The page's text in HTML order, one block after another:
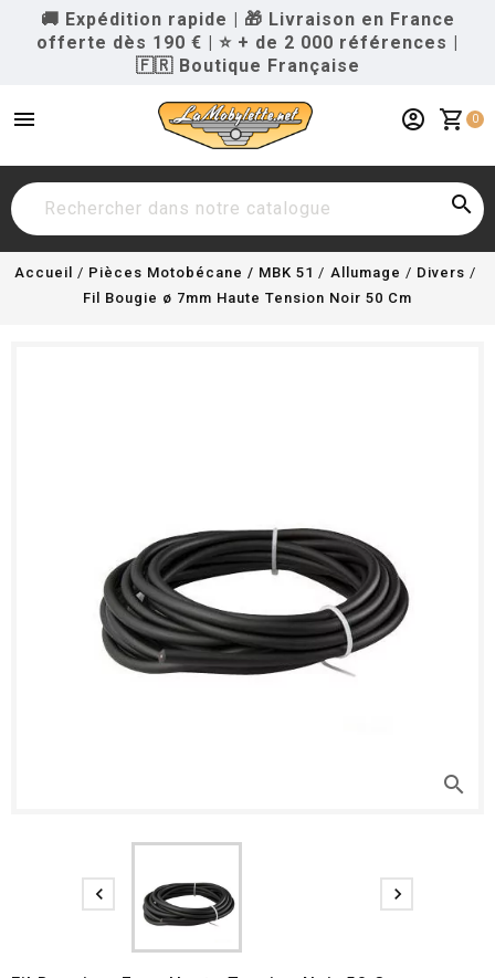
🚚 Expédition rapide | 🎁 Livraison en France
offerte dès 190 € | ⭐ + de 2 000 références |
🇫🇷 Boutique Française
menu shopping_cart 0
account_circle

Accueil Pièces Motobécane / MBK 51 Allumage
Divers
Fil Bougie ø 7mm Haute Tension Noir 50 Cm
search
 